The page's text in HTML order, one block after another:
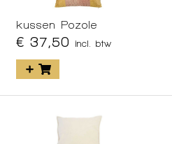
kussen Pozole
€ 37,50 incl. btw